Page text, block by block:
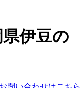
伊豆の